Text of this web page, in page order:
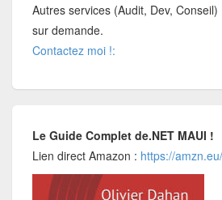
Autres services (Audit, Dev, Conseil)
sur demande.
Contactez moi !:
Le Guide Complet de.NET MAUI !
Lien direct Amazon : https://